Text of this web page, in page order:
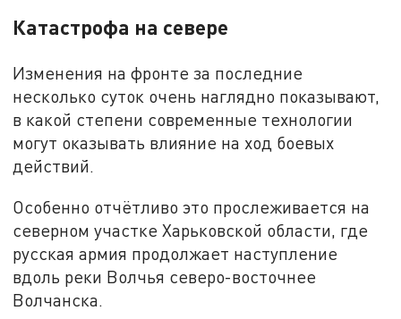
Катастрофа на севере
Изменения на фронте за последние
несколько суток очень наглядно показывают,
в какой степени современные технологии
могут оказывать влияние на ход боевых
действий.
Особенно отчётливо это прослеживается на
северном участке Харьковской области, где
русская армия продолжает наступление
вдоль реки Волчья северо-восточнее
Волчанска.